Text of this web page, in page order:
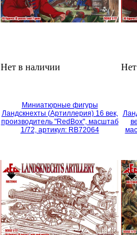
Нет в наличии
Миниатюрные фигуры
Ландскнехты (Артиллерия) 16 век,
производитель "RedBox", масштаб
1/72, артикул: RB72064